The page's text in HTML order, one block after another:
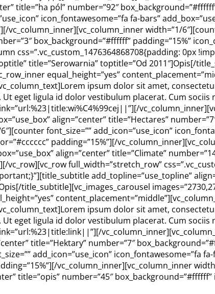
title=”ha pól” number=”92″
icon_fontawesome=”fa fa-bars”
vc_column_inner][vc_column_inner width=”1/
box_background=”#ffffff” padding=”15%”
css=”.vc_custom_1476364868708{padding: 0px
title=”Serowarnia” toptitle=”Od 2011″]Opis[/
equal_height=”yes”
ipsum dolor sit amet,
eget ligula id dolor vestibulum placerat. Cum
align=”center” title=”Hectares”
font_size=”” add_icon=”use_icon”
padding=”15%”][/
align=”center” title=”Climate”
full_width=”stretch_row”
add_topline=”use_topline”
title_subtitle][vc_images_carousel
ipsum dolor sit amet,
eget ligula id dolor vestibulum placerat. Cum
title=”Hektary” number=”7″
add_icon=”use_icon” icon_fontawesome=”fa fa-
vc_column_inner][vc_column_inner
title=”opis” number=”45″